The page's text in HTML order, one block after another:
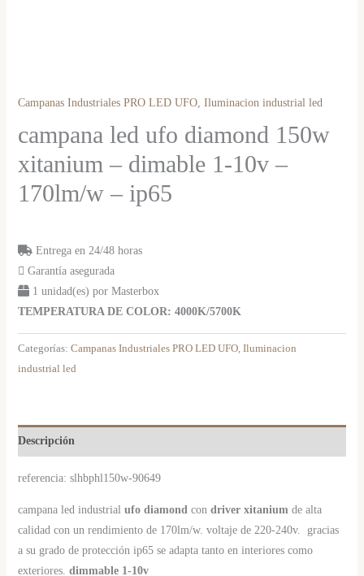
Campanas Industriales PRO LED UFO, Iluminacion industrial led
campana led ufo diamond 150w
xitanium – dimable 1-10v –
170lm/w – ip65
Entrega en 24/48 horas
Garantía asegurada
1 unidad(es) por Masterbox
TEMPERATURA DE COLOR: 4000K/5700K
Categorías: Campanas Industriales PRO LED UFO, Iluminacion
industrial led
Descripción
referencia: slhbphl150w-90649
campana led industrial ufo diamond con driver xitanium de alta
calidad con un rendimiento de 170lm/w. voltaje de 220-240v. gracias
a su grado de protección ip65 se adapta tanto en interiores como
exteriores. dimmable 1-10v